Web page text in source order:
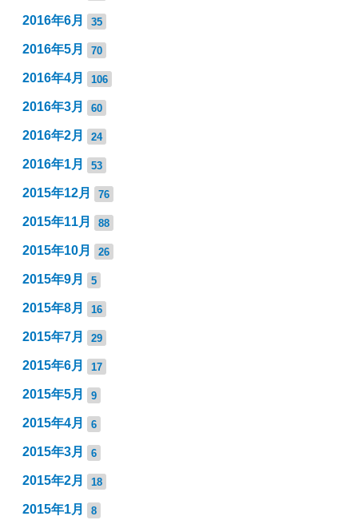
2016年6月 35
2016年5月 70
2016年4月 106
2016年3月 60
2016年2月 24
2016年1月 53
2015年12月 76
2015年11月 88
2015年10月 26
2015年9月 5
2015年8月 16
2015年7月 29
2015年6月 17
2015年5月 9
2015年4月 6
2015年3月 6
2015年2月 18
2015年1月 8